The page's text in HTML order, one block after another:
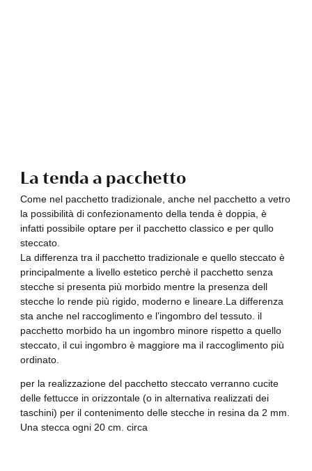
La tenda a pacchetto
Come nel pacchetto tradizionale, anche nel pacchetto a vetro
la possibilità di confezionamento della tenda è doppia, è
infatti possibile optare per il pacchetto classico e per qullo
steccato.
La differenza tra il pacchetto tradizionale e quello steccato è
principalmente a livello estetico perchè il pacchetto senza
stecche si presenta più morbido mentre la presenza dell
stecche lo rende più rigido, moderno e lineare.La differenza
sta anche nel raccoglimento e l’ingombro del tessuto. il
pacchetto morbido ha un ingombro minore rispetto a quello
steccato, il cui ingombro è maggiore ma il raccoglimento più
ordinato.
per la realizzazione del pacchetto steccato verranno cucite
delle fettucce in orizzontale (o in alternativa realizzati dei
taschini) per il contenimento delle stecche in resina da 2 mm.
Una stecca ogni 20 cm. circa